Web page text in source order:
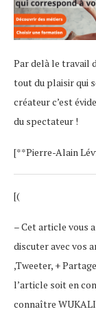
Par delà le travail
tout du plaisir qui
créateur c’est
du spectateur !
[**Pierre-Alain
[(
– Cet article vous
discuter avec vos
,Tweeter, +
l’article soit en
connaître